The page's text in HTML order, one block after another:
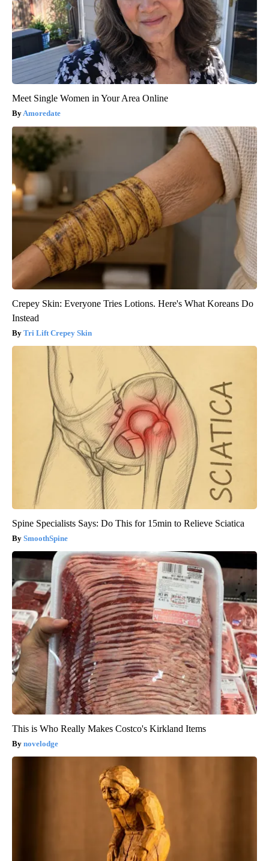
Meet Single Women in Your Area Online
Amoredate
Crepey Skin: Everyone Tries Lotions. Here's What Koreans Do
Instead
Tri Lift Crepey Skin
Spine Specialists Says: Do This for 15min to Relieve Sciatica
SmoothSpine
This is Who Really Makes Costco's Kirkland Items
novelodge